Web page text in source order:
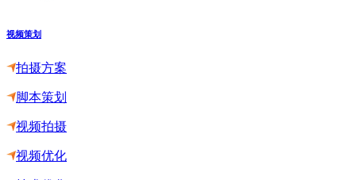
视频策划
拍摄方案
脚本策划
视频拍摄
视频优化